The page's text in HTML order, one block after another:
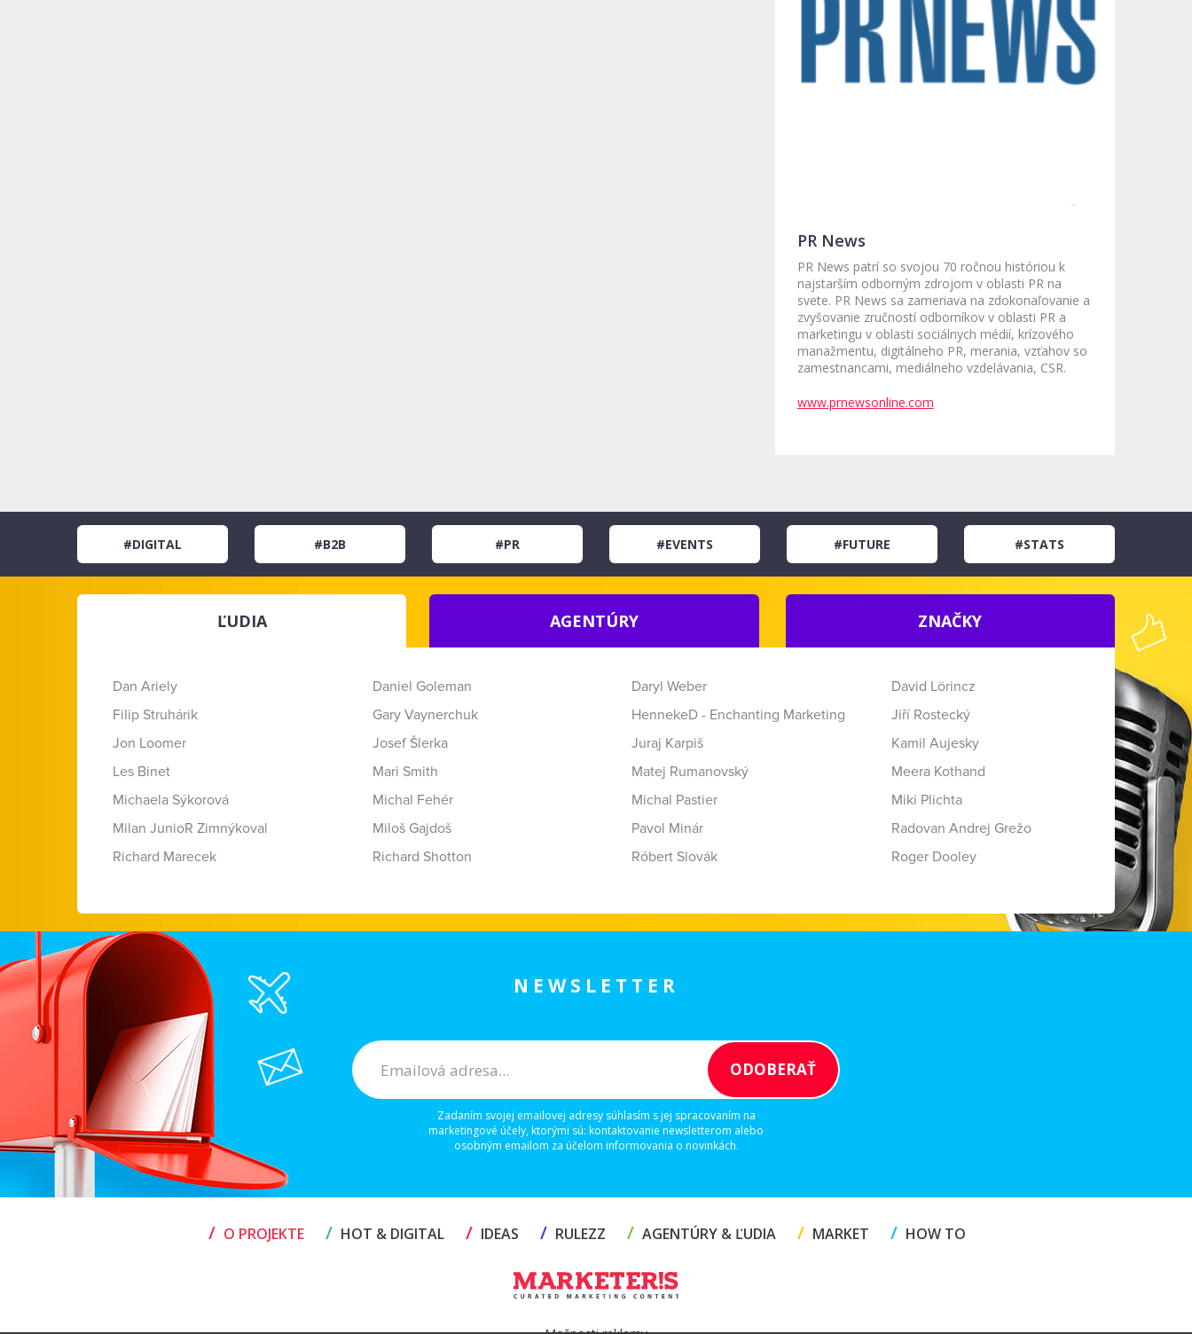
PR News
PR News patrí so svojou 70 ročnou históriou k
najstarším odborným zdrojom v oblasti PR na
svete. PR News sa zameriava na zdokonaľovanie a
zvyšovanie zručností odborníkov v oblasti PR a
marketingu v oblasti sociálnych médií, krízového
manažmentu, digitálneho PR, merania, vzťahov so
zamestnancami, mediálneho vzdelávania, CSR.
www.prnewsonline.com
#DIGITAL #B2B #PR #EVENTS #FUTURE #STATS
ĽUDIA AGENTÚRY ZNAČKY
Dan Ariely Daniel Goleman Daryl Weber
David Lörincz
Filip Struhárik
Gary Vaynerchuk HennekeD - Enchanting Marketing
Jiří Rostecký
Jon Loomer
Josef Šlerka Juraj Karpiš
Kamil Aujesky
Les Binet
Mari Smith Matej Rumanovský
Meera Kothand
Michaela Sýkorová
Michal Fehér Michal Pastier
Miki Plichta
Milan JunioR Zimnýkoval
Miloš Gajdoš Pavol Minár
Radovan Andrej Grežo
Richard Marecek
Richard Shotton Róbert Slovák Roger Dooley
NEWSLETTER
Zadaním svojej emailovej adresy súhlasím s jej spracovaním na
marketingové účely, ktorými sú: kontaktovanie newsletterom alebo
osobným emailom za účelom informovania o novinkách.
/ O PROJEKTE / HOT & DIGITAL / IDEAS / RULEZZ / AGENTÚRY & ĽUDIA / MARKET / HOW TO